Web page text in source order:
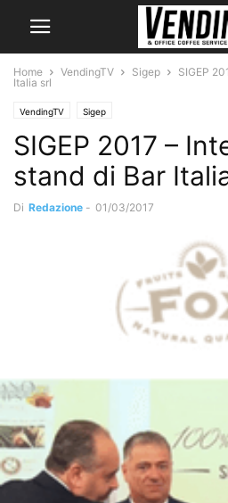
Home VendingTV Sigep
SIGEP
Italia srl
VendingTV Sigep
SIGEP 2017 –
stand di Bar
Di Redazione - 01/03/2017